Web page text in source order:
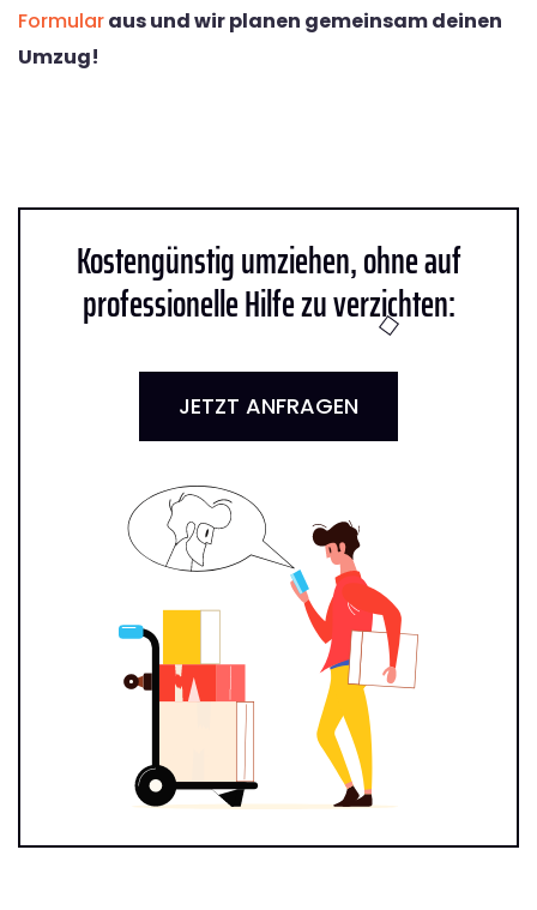
Formularaus und wir planen gemeinsam deinen
Umzug!
Kostengünstig umziehen, ohne auf
professionelle Hilfe zu verzichten:
JETZT ANFRAGEN